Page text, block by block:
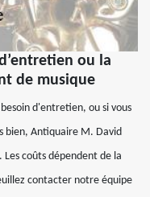
ou la
de musique
d'entretien, ou si vous
bien, Antiquaire M. David
coûts dépendent de la
contacter notre équipe